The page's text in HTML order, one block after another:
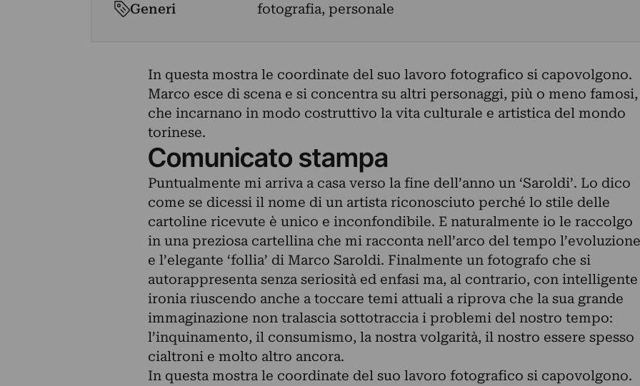
Generi fotografia, personale
In questa mostra le coordinate del suo lavoro fotografico si capovolgono.
Marco esce di scena e si concentra su altri personaggi, più o meno famosi,
che incarnano in modo costruttivo la vita culturale e artistica del mondo
torinese.
Comunicato stampa
Puntualmente mi arriva a casa verso la fine dell’anno un ‘Saroldi’. Lo dico
come se dicessi il nome di un artista riconosciuto perché lo stile delle
cartoline ricevute è unico e inconfondibile. E naturalmente io le raccolgo
in una preziosa cartellina che mi racconta nell’arco del tempo l’evoluzione
e l’elegante ‘follia’ di Marco Saroldi. Finalmente un fotografo che si
autorappresenta senza seriosità ed enfasi ma, al contrario, con intelligente
ironia riuscendo anche a toccare temi attuali a riprova che la sua grande
immaginazione non tralascia sottotraccia i problemi del nostro tempo:
l’inquinamento, il consumismo, la nostra volgarità, il nostro essere spesso
cialtroni e molto altro ancora.
In questa mostra le coordinate del suo lavoro fotografico si capovolgono.